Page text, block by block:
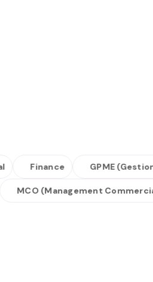
Finance GPME (Gestion
MCO (Management